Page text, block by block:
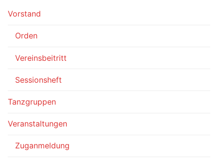
Vorstand
Orden
Vereinsbeitritt
Sessionsheft
Tanzgruppen
Veranstaltungen
Zuganmeldung